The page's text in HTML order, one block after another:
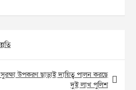
উপকরণ ছাড়াই দায়িত্ব পালন করছে
দুই লাখ পুলিশ